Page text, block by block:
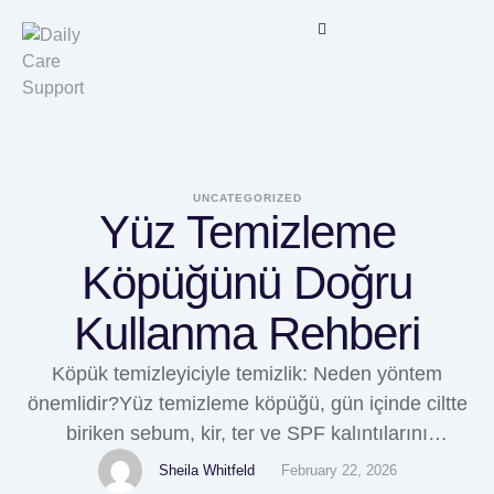
UNCATEGORIZED
Yüz Temizleme
Köpüğünü Doğru
Kullanma Rehberi
Köpük temizleyiciyle temizlik: Neden yöntem
önemlidir?Yüz temizleme köpüğü, gün içinde ciltte
biriken sebum, kir, ter ve SPF kalıntılarını
arındırmaya yardımcı olan su bazlı bir temizleyici
Sheila Whitfeld February 22, 2026